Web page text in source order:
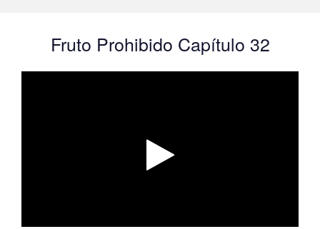
Fruto Prohibido Capítulo 32